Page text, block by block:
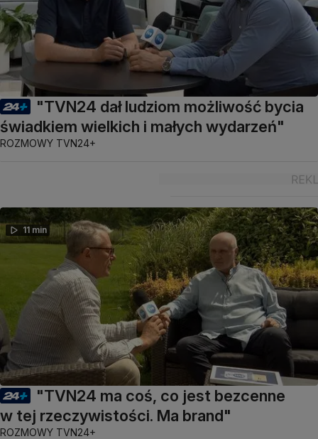
"TVN24 dał ludziom możliwość bycia
świadkiem wielkich i małych wydarzeń"
ROZMOWY TVN24+
11 min
"TVN24 ma coś, co jest bezcenne
w tej rzeczywistości. Ma brand"
ROZMOWY TVN24+